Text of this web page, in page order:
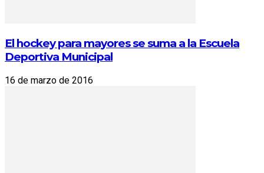
El hockey para mayores se suma a la Escuela
Deportiva Municipal
16 de marzo de 2016